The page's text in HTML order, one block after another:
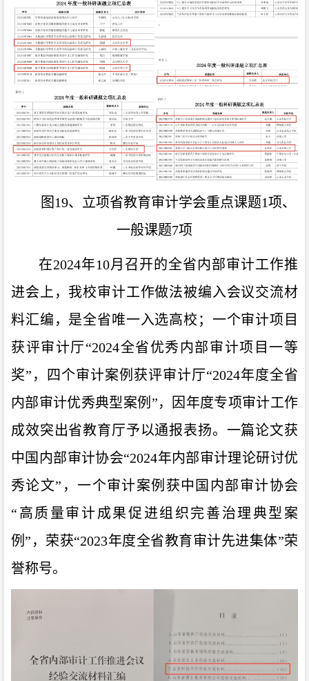
图19、立项省教育审计学会重点课题1项、
一般课题7项
在2024年10月召开的全省内部审计工作推
进会上，我校审计工作做法被编入会议交流材
料汇编，是全省唯一入选高校；一个审计项目
获评审计厅“2024全省优秀内部审计项目一等
奖” ，四个审计案例获评审计厅“2024年度全省
内部审计优秀典型案例 ”，因年度专项审计工作
成效突出省教育厅予以通报表扬。一篇论文获
中国内部审计协会“2024年内部审计理论研讨优
秀论文” ，一个审计案例获中国内部审计协会
“ 高质量审计成果促进组织完善治理典型案
例” ，荣获“2023年度全省教育审计先进集体”荣
誉称号。